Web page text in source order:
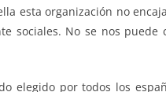
esta organización no
sociales. No se nos puede
elegido por todos los